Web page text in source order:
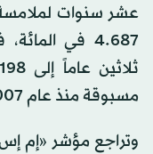
4.687 في
مسبوقة منذ عام 2007.
وتراجع مؤشر «إم